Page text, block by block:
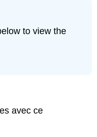
to view the
avec ce